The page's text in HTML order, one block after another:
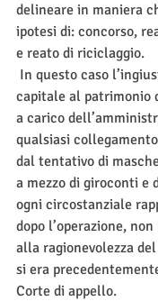
delineare in maniera
ipotesi di: concorso,
e reato di riciclaggio.
capitale al patrimonio
a carico
qualsiasi
dal tentativo di
a mezzo di giroconti e
ogni circostanziale
dopo l’operazione,
alla ragionevolezza
si era
Corte di appello.